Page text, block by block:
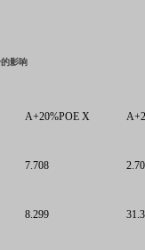
影响
A+20%POE X
7.708
8.299